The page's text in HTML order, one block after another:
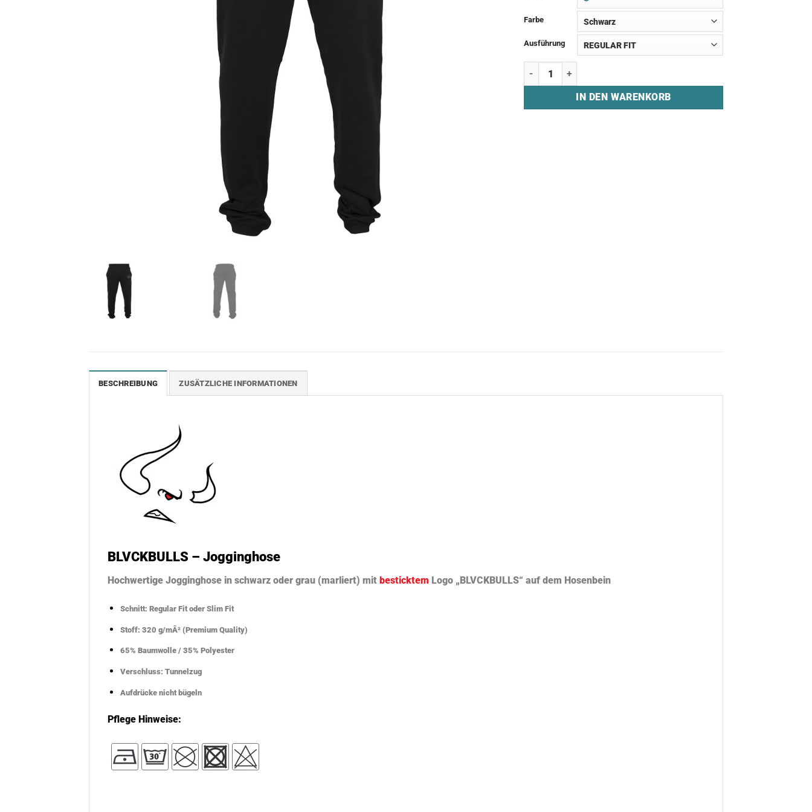
Farbe
Ausführung
Jogginghose "BLVCKBULLS - STICHED" Menge
IN DEN WARENKORB
BESCHREIBUNG ZUSÄTZLICHE INFORMATIONEN
BLVCKBULLS – Jogginghose
Hochwertige Jogginghose in schwarz oder grau (marliert) mit besticktem Logo „BLVCKBULLS“ auf dem Hosenbein
Schnitt: Regular Fit oder Slim Fit
Stoff: 320 g/mÂ²(Premium Quality)
65% Baumwolle / 35% Polyester
Verschluss: Tunnelzug
Aufdrücke nicht bügeln
Pflege Hinweise: